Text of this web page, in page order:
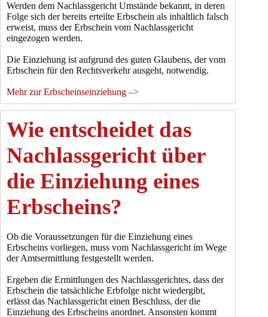
Werden dem Nachlassgericht Umstände bekannt, in deren
Folge sich der bereits erteilte Erbschein als inhaltlich falsch
erweist, muss der Erbschein vom Nachlassgericht
eingezogen werden.
Die Einziehung ist aufgrund des guten Glaubens, der vom
Erbschein für den Rechtsverkehr ausgeht, notwendig.
Mehr zur Erbscheinseinziehung –>
Wie entscheidet das
Nachlassgericht über
die Einziehung eines
Erbscheins?
Ob die Voraussetzungen für die Einziehung eines
Erbscheins vorliegen, muss vom Nachlassgericht im Wege
der Amtsermittlung festgestellt werden.
Ergeben die Ermittlungen des Nachlassgerichtes, dass der
Erbschein die tatsächliche Erbfolge nicht wiedergibt,
erlässt das Nachlassgericht einen Beschluss, der die
Einziehung des Erbscheins anordnet. Ansonsten kommt